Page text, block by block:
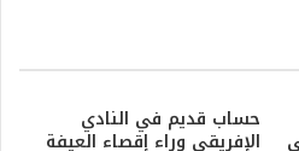
حساب قديم في النادي
الإفريقي وراء إقصاء العيفة